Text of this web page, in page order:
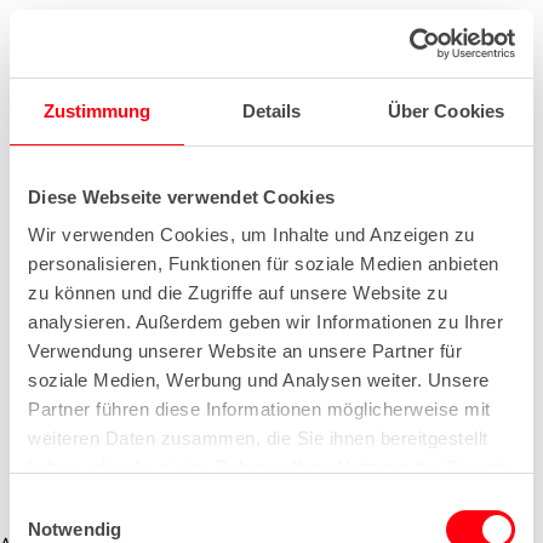
Zustimmung Details Über Cookies
Diese Webseite verwendet Cookies
Wir verwenden Cookies, um Inhalte und Anzeigen zu
personalisieren, Funktionen für soziale Medien anbieten
zu können und die Zugriffe auf unsere Website zu
analysieren. Außerdem geben wir Informationen zu Ihrer
Verwendung unserer Website an unsere Partner für
soziale Medien, Werbung und Analysen weiter. Unsere
Partner führen diese Informationen möglicherweise mit
weiteren Daten zusammen, die Sie ihnen bereitgestellt
Notwendig